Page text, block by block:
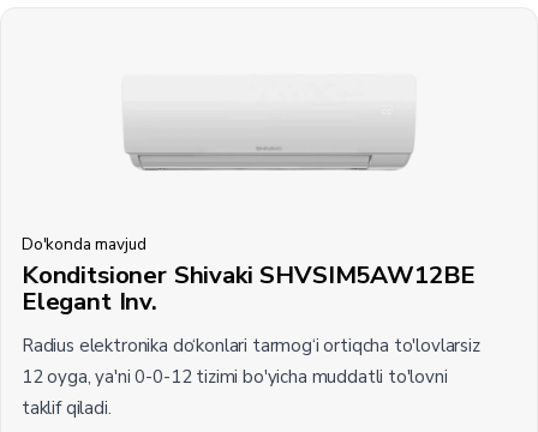
Do'konda mavjud
Konditsioner Shivaki SHVSIM5AW12BE
Elegant Inv.
Radius elektronika do‘konlari tarmog‘i ortiqcha to'lovlarsiz
12 oyga, ya'ni 0-0-12 tizimi bo'yicha muddatli to'lovni
taklif qiladi.